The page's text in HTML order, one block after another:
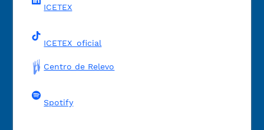
ICETEX
ICETEX_oficial
Centro de Relevo
Spotify